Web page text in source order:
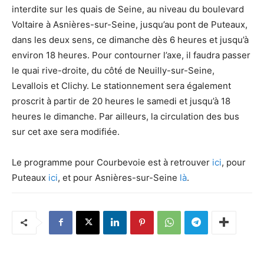
interdite sur les quais de Seine, au niveau du boulevard
Voltaire à Asnières-sur-Seine, jusqu’au pont de Puteaux,
dans les deux sens, ce dimanche dès 6 heures et jusqu’à
environ 18 heures. Pour contourner l’axe, il faudra passer
le quai rive-droite, du côté de Neuilly-sur-Seine,
Levallois et Clichy. Le stationnement sera également
proscrit à partir de 20 heures le samedi et jusqu’à 18
heures le dimanche. Par ailleurs, la circulation des bus
sur cet axe sera modifiée.
Le programme pour Courbevoie est à retrouver ici, pour
Puteaux ici, et pour Asnières-sur-Seine là.